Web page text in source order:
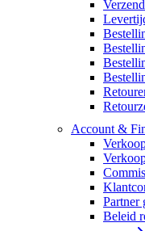
Account &
Partner
Beleid